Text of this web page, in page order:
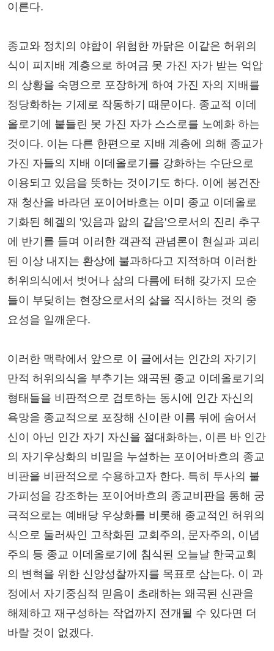
이른다.
종교와 정치의 야합이 위험한 까닭은 이같은 허위의
식이 피지배 계층으로 하여금 못 가진 자가 받는 억압
의 상황을 숙명으로 포장하게 하여 가진 자의 지배를
정당화하는 기제로 작동하기 때문이다. 종교적 이데
올로기에 붙들린 못 가진 자가 스스로를 노예화 하는
것이다. 이는 다른 한편으로 지배 계층에 의해 종교가
가진 자들의 지배 이데올로기를 강화하는 수단으로
이용되고 있음을 뜻하는 것이기도 하다. 이에 봉건잔
재 청산을 바라던 포이어바흐는 이미 종교 이데올로
기화된 헤겔의 '있음과 앎의 같음'으로서의 진리 추구
에 반기를 들며 이러한 객관적 관념론이 현실과 괴리
된 이상 내지는 환상에 불과하다고 지적하며 이러한
허위의식에서 벗어나 삶의 다름에 터해 갖가지 모순
들이 부딪히는 현장으로서의 삶을 직시하는 것의 중
요성을 일깨운다.
이러한 맥락에서 앞으로 이 글에서는 인간의 자기기
만적 허위의식을 부추기는 왜곡된 종교 이데올로기의
형태들을 비판적으로 검토하는 동시에 인간 자신의
욕망을 종교적으로 포장해 신이란 이름 뒤에 숨어서
신이 아닌 인간 자기 자신을 절대화하는, 이른 바 인간
의 자기우상화의 비밀을 누설하는 포이어바흐의 종교
비판을 비판적으로 수용하고자 한다. 특히 투사의 불
가피성을 강조하는 포이어바흐의 종교비판을 통해 궁
극적으로는 예배당 우상화를 비롯해 종교적인 허위의
식으로 둘러싸인 고착화된 교회주의, 문자주의, 이념
주의 등 종교 이데올로기에 침식된 오늘날 한국교회
의 변혁을 위한 신앙성찰까지를 목표로 삼는다. 이 과
정에서 자기중심적 믿음이 초래하는 왜곡된 신관을
해체하고 재구성하는 작업까지 전개될 수 있다면 더
바랄 것이 없겠다.